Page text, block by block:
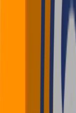
Crie pacotes
especiais e bebidas
completa para quem
Como se
Planeje-se